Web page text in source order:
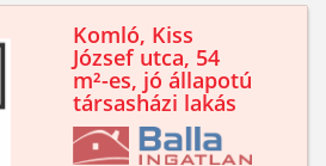
Komló, Kiss
József utca, 54
m²-es, jó állapotú
társasházi lakás